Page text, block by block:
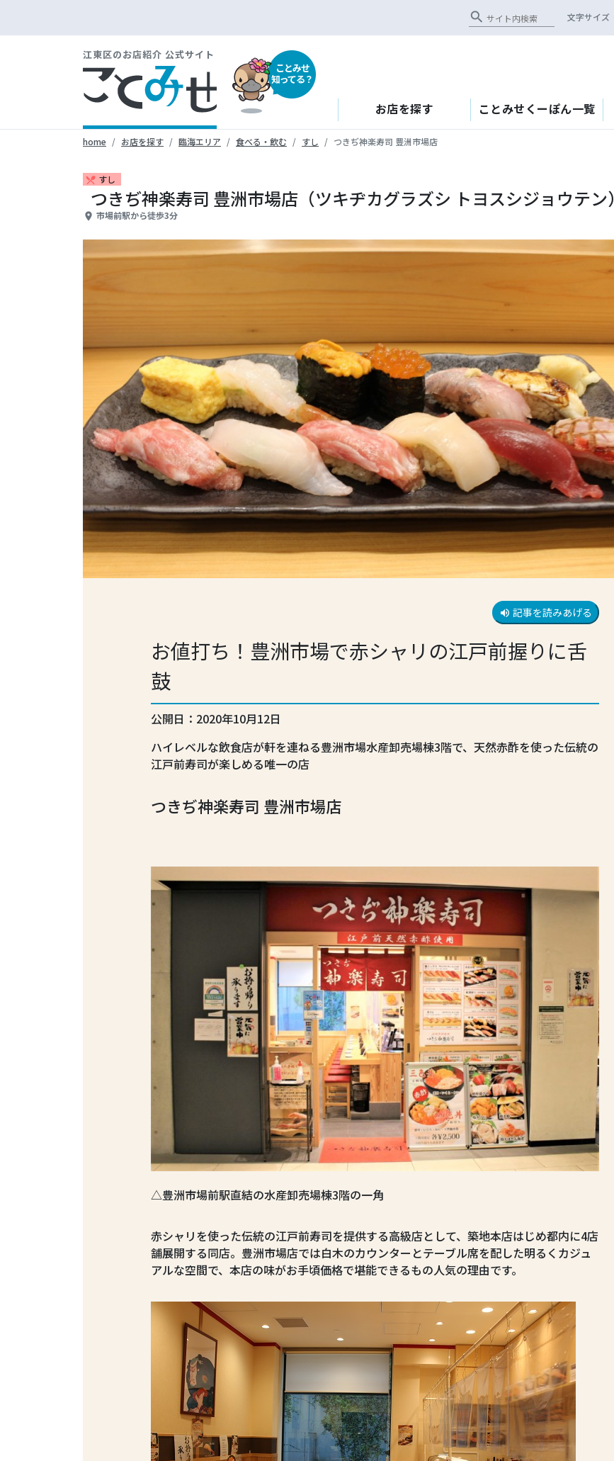
search 文字サイズ
江東区のお店紹介 公式サイト
ことみせ
知ってる？
お店を探す ことみせくーぽん一覧
home お店を探す 臨海エリア 食べる・飲む すし つきぢ神楽寿司 豊洲市場店
restaurant_menu すし
つきぢ神楽寿司 豊洲市場店（ツキヂカグラズシ トヨスシジョウテン）
place 市場前駅から徒歩3分
volume_up 記事を読みあげる
お値打ち！豊洲市場で赤シャリの江戸前握りに舌
鼓
公開日：2020年10月12日
ハイレベルな飲食店が軒を連ねる豊洲市場水産卸売場棟3階で、天然赤酢を使った伝統の
江戸前寿司が楽しめる唯一の店
つきぢ神楽寿司 豊洲市場店
△豊洲市場前駅直結の水産卸売場棟3階の一角
赤シャリを使った伝統の江戸前寿司を提供する高級店として、築地本店はじめ都内に4店
舗展開する同店。豊洲市場店では白木のカウンターとテーブル席を配した明るくカジュ
アルな空間で、本店の味がお手頃価格で堪能できるもの人気の理由です。